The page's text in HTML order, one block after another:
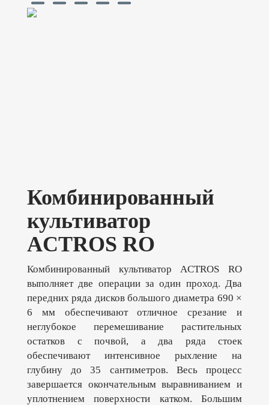
Комбинированный
культиватор
ACTROS RO
Комбинированный культиватор ACTROS RO
выполняет две операции за один проход. Два
передних ряда дисков большого диаметра 690 ×
6 мм обеспечивают отличное срезание и
неглубокое перемешивание растительных
остатков с почвой, а два ряда стоек
обеспечивают интенсивное рыхление на
глубину до 35 сантиметров. Весь процесс
завершается окончательным выравниванием и
уплотнением поверхности катком. Большим